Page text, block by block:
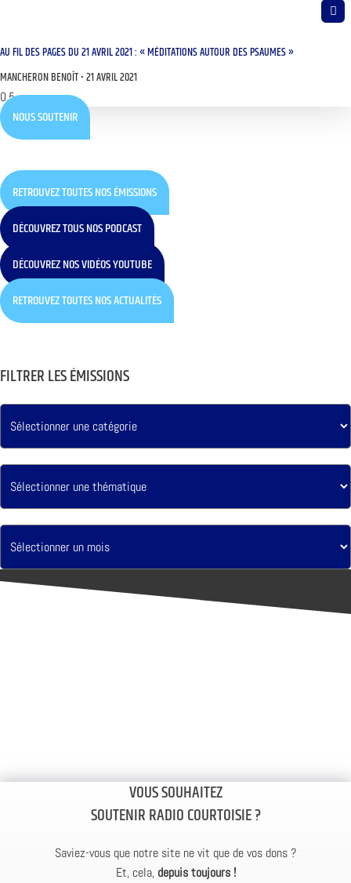
AU FIL DES PAGES DU 21 AVRIL 2021 : « MÉDITATIONS AUTOUR DES PSAUMES »
MANCHERON BENOÎT 21 AVRIL 2021
NOUS SOUTENIR
RETROUVEZ TOUTES NOS ÉMISSIONS
DÉCOUVREZ TOUS NOS PODCAST
DÉCOUVREZ NOS VIDÉOS YOUTUBE
RETROUVEZ TOUTES NOS ACTUALITÉS
FILTRER LES ÉMISSIONS
VOUS SOUHAITEZ
SOUTENIR RADIO COURTOISIE ?
Saviez-vous que notre site ne vit que de vos dons ?
Et, cela, depuis toujours !